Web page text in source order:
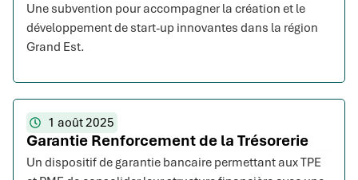
Une subvention pour accompagner la création et le
développement de start-up innovantes dans la région
Grand Est.
1 août 2025
Garantie Renforcement de la Trésorerie
Un dispositif de garantie bancaire permettant aux TPE